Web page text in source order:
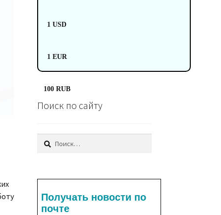
1 USD
1 EUR
100 RUB
Поиск по сайту
Найти:
Получать новости по
почте